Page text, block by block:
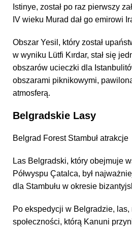
Istinye, został po raz pierwszy
IV wieku Murad dał go emirowi
Obszar Yesil, który został
w wyniku Lütfi Kırdar, stał się
obszarów ucieczki dla
obszarami piknikowymi,
atmosferą.
Belgradskie Lasy
Belgrad Forest Stambuł atrakcje
Las Belgradski, który obejmuje
Półwyspu Çatalca, był
dla Stambułu w okresie
Po ekspedycji w Belgradzie,
społeczności, którą Kanuni